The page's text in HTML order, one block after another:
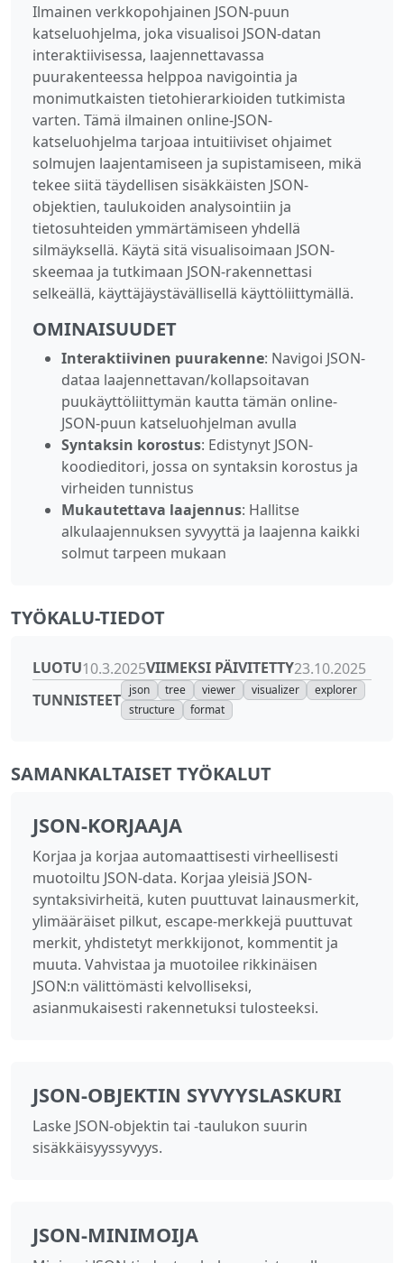
Ilmainen verkkopohjainen JSON-puun
katseluohjelma, joka visualisoi JSON-datan
interaktiivisessa, laajennettavassa
puurakenteessa helppoa navigointia ja
monimutkaisten tietohierarkioiden tutkimista
varten. Tämä ilmainen online-JSON-
katseluohjelma tarjoaa intuitiiviset ohjaimet
solmujen laajentamiseen ja supistamiseen, mikä
tekee siitä täydellisen sisäkkäisten JSON-
objektien, taulukoiden analysointiin ja
tietosuhteiden ymmärtämiseen yhdellä
silmäyksellä. Käytä sitä visualisoimaan JSON-
skeemaa ja tutkimaan JSON-rakennettasi
selkeällä, käyttäjäystävällisellä käyttöliittymällä.
OMINAISUUDET
Interaktiivinen puurakenne: Navigoi JSON-
dataa laajennettavan/kollapsoitavan
puukäyttöliittymän kautta tämän online-
JSON-puun katseluohjelman avulla
Syntaksin korostus: Edistynyt JSON-
koodieditori, jossa on syntaksin korostus ja
virheiden tunnistus
Mukautettava laajennus: Hallitse
alkulaajennuksen syvyyttä ja laajenna kaikki
solmut tarpeen mukaan
TYÖKALU-TIEDOT
LUOTU10.3.2025VIIMEKSI PÄIVITETTY23.10.2025
TUNNISTEET
json tree viewer visualizer
explorer
structure
format
SAMANKALTAISET TYÖKALUT
JSON-KORJAAJA
Korjaa ja korjaa automaattisesti virheellisesti
muotoiltu JSON-data. Korjaa yleisiä JSON-
syntaksivirheitä, kuten puuttuvat lainausmerkit,
ylimääräiset pilkut, escape-merkkejä puuttuvat
merkit, yhdistetyt merkkijonot, kommentit ja
muuta. Vahvistaa ja muotoilee rikkinäisen
JSON:n välittömästi kelvolliseksi,
asianmukaisesti rakennetuksi tulosteeksi.
JSON-OBJEKTIN SYVYYSLASKURI
Laske JSON-objektin tai -taulukon suurin
sisäkkäisyyssyvyys.
JSON-MINIMOIJA